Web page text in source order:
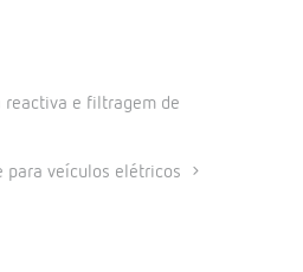
reactiva e filtragem de
para veículos elétricos